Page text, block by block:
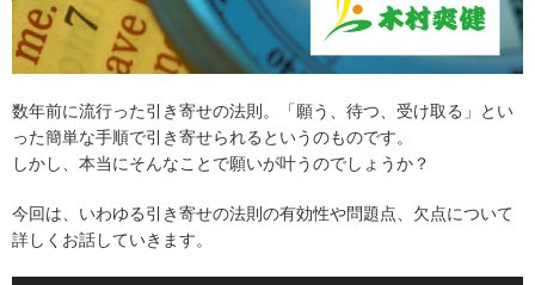
数年前に流行った引き寄せの法則。「願う、待つ、受け取る」とい
った簡単な手順で引き寄せられるというのものです。
しかし、本当にそんなことで願いが叶うのでしょうか？
今回は、いわゆる引き寄せの法則の有効性や問題点、欠点について
詳しくお話していきます。